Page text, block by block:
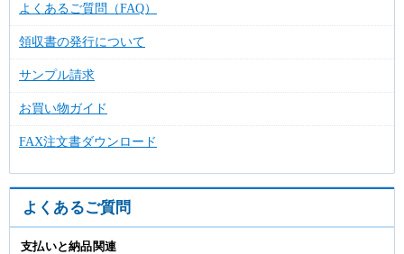
よくあるご質問（FAQ）
領収書の発行について
サンプル請求
お買い物ガイド
FAX注文書ダウンロード
よくあるご質問
支払いと納品関連